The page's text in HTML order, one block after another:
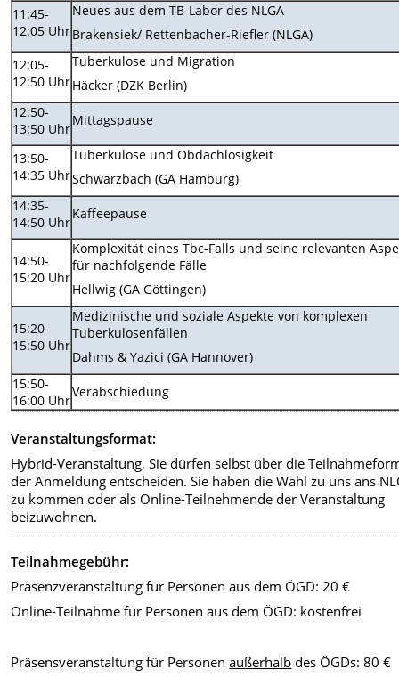
11:45-
12:05 Uhr
Neues aus dem TB-Labor des NLGA
Brakensiek/ Rettenbacher-Riefler (NLGA)
12:05-
12:50 Uhr
Tuberkulose und Migration
Häcker (DZK Berlin)
12:50-
13:50 Uhr
Mittagspause
13:50-
14:35 Uhr
Tuberkulose und Obdachlosigkeit
Schwarzbach (GA Hamburg)
14:35-
14:50 Uhr
Kaffeepause
14:50-
15:20 Uhr
Komplexität eines Tbc-Falls und seine relevanten
für nachfolgende Fälle
Hellwig (GA Göttingen)
15:20-
15:50 Uhr
Medizinische und soziale Aspekte von komplexen
Tuberkulosenfällen
Dahms & Yazici (GA Hannover)
15:50-
16:00 Uhr
Verabschiedung
Veranstaltungsformat:
Hybrid-Veranstaltung, Sie dürfen selbst über die
der Anmeldung entscheiden. Sie haben die Wahl zu uns ans
zu kommen oder als Online-Teilnehmende der Veranstaltung
beizuwohnen.
Teilnahmegebühr:
Präsenzveranstaltung für Personen aus dem ÖGD: 20 €
Online-Teilnahme für Personen aus dem ÖGD: kostenfrei
Präsensveranstaltung für Personenaußerhalb des ÖGDs: 80 €